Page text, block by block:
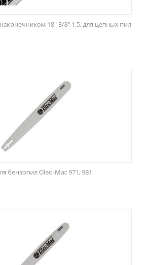
18" 3/8" 1.5, для цепных пил
бензопил Oleo-Mac 971, 981